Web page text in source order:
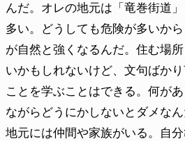
んだ。オレの地元は「竜巻街道
多い。どうしても危険が多いか
が自然と強くなるんだ。住む場
いかもしれないけど、文句ばか
ことを学ぶことはできる。何が
ながらどうにかしないとダメな
地元には仲間や家族がいる。自